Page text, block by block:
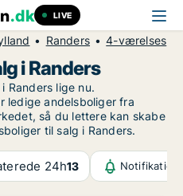
.dk LIVE
Randers 4-værelses
i Randers
Randers lige nu.
ledige andelsboliger fra
så du lettere kan skabe
til salg i Randers.
24h13